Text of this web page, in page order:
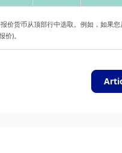
价货币从顶部行中选取。例如，如果
)。